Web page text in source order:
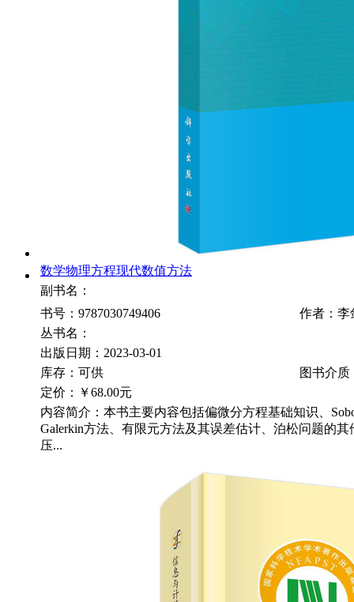
数学物理方程现代数值方法
副书名：
书号：9787030749406
作者：李
丛书名：
出版日期：2023-03-01
库存：可供
图书介质
定价：
￥68.00元
内容简介：本书主要内容包括偏微分方程基础知识、
Galerkin方法、有限元方法及其误差估计、泊松问题的
压...